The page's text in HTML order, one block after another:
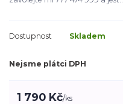
Dostupnost Skladem
Nejsme plátci DPH
1 790 Kč/ks